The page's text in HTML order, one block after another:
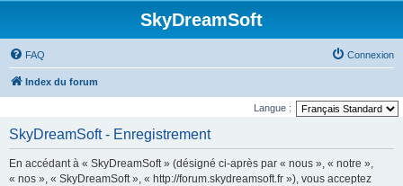
SkyDreamSoft
FAQ Connexion
Index du forum
Langue :
SkyDreamSoft - Enregistrement
En accédant à « SkyDreamSoft » (désigné ci-après par « nous », « notre »,
« nos », « SkyDreamSoft », « http://forum.skydreamsoft.fr »), vous acceptez